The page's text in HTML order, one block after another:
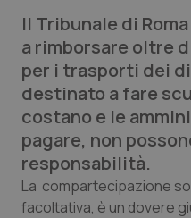
Lettere al direttore
Edizioni Regionali
QS Pro
Professionisti
Abruzzo
QS Pro Gold
Il Tribunale di
a rimborsare oltre
per i trasporti dei
destinato a fare
costano e le
pagare, non
responsabilità.
La compartecipazione
facoltativa, è un dovere